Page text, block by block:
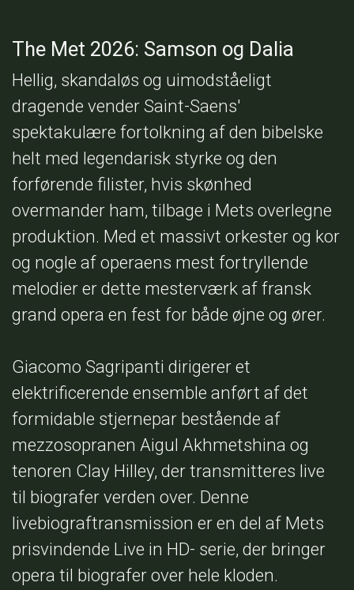
The Met 2026: Samson og Dalia
Hellig, skandaløs og uimodståeligt
dragende vender Saint-Saens'
spektakulære fortolkning af den bibelske
helt med legendarisk styrke og den
forførende filister, hvis skønhed
overmander ham, tilbage i Mets overlegne
produktion. Med et massivt orkester og kor
og nogle af operaens mest fortryllende
melodier er dette mesterværk af fransk
grand opera en fest for både øjne og ører.
Giacomo Sagripanti dirigerer et
elektrificerende ensemble anført af det
formidable stjernepar bestående af
mezzosopranen Aigul Akhmetshina og
tenoren Clay Hilley, der transmitteres live
til biografer verden over. Denne
livebiograftransmission er en del af Mets
prisvindende Live in HD- serie, der bringer
opera til biografer over hele kloden.